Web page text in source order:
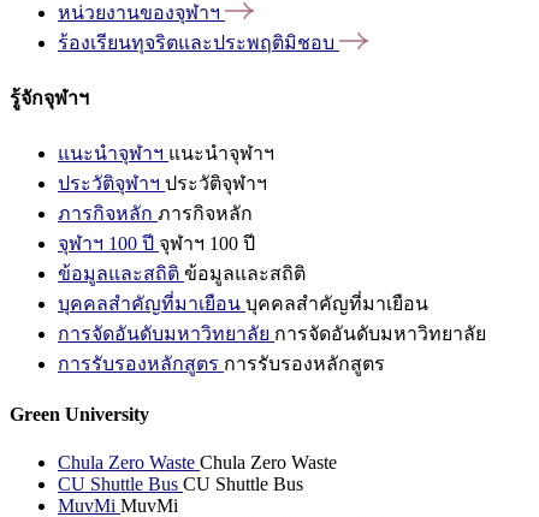
หน่วยงานของจุฬาฯ
ร้องเรียนทุจริตและประพฤติมิชอบ
รู้จักจุฬาฯ
แนะนำจุฬาฯ แนะนำจุฬาฯ
ประวัติจุฬาฯ ประวัติจุฬาฯ
ภารกิจหลัก ภารกิจหลัก
จุฬาฯ 100 ปี จุฬาฯ 100 ปี
ข้อมูลและสถิติ ข้อมูลและสถิติ
บุคคลสำคัญที่มาเยือน บุคคลสำคัญที่มาเยือน
การจัดอันดับมหาวิทยาลัย การจัดอันดับมหาวิทยาลัย
การรับรองหลักสูตร การรับรองหลักสูตร
Green University
Chula Zero Waste Chula Zero Waste
CU Shuttle Bus CU Shuttle Bus
MuvMi MuvMi